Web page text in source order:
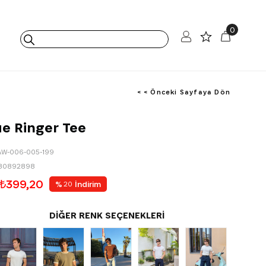
0
< < Önceki Sayfaya Dön
Ringer Tee
006-005-199
₺399,20 % 20 İndirim
DIĞER RENK SEÇENEKLERI